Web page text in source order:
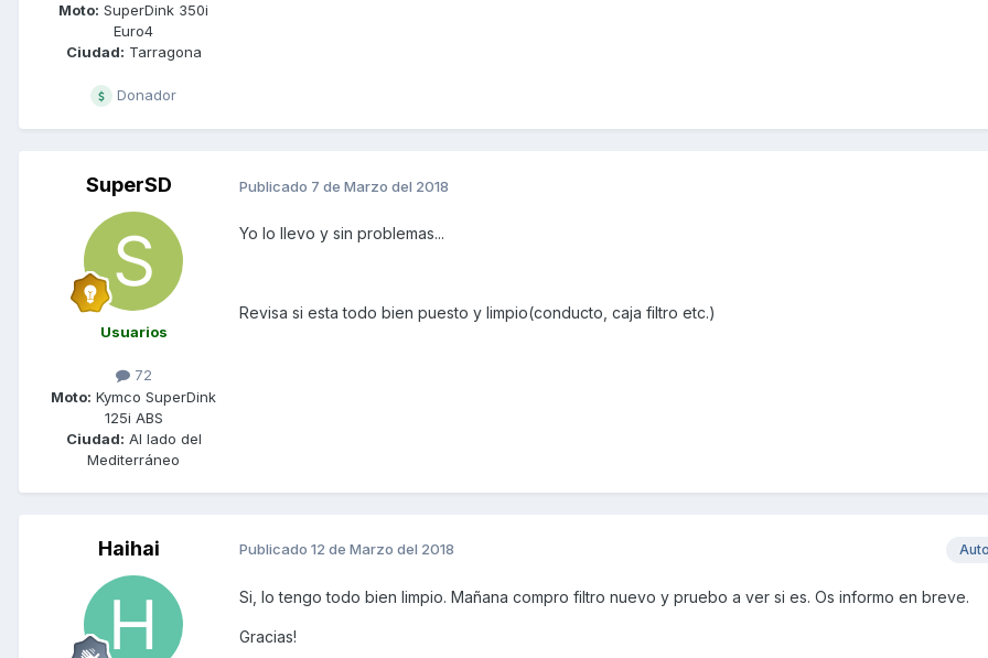
Moto: SuperDink 350i
Euro4
Ciudad: Tarragona
Donador
SuperSD
Usuarios
72
Moto: Kymco SuperDink
125i ABS
Ciudad: Al lado del
Mediterráneo
Publicado 7 de Marzo del 2018
Yo lo llevo y sin problemas...
Revisa si esta todo bien puesto y limpio(conducto, caja filtro etc.)
Haihai Publicado 12 de Marzo del 2018
Si, lo tengo todo bien limpio. Mañana compro filtro nuevo y pruebo a ver si es. Os informo en breve.
Gracias!